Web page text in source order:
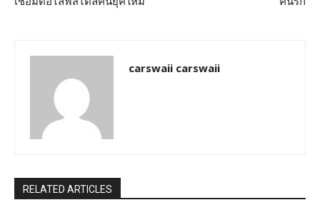
carswaii carswaii
RELATED ARTICLES